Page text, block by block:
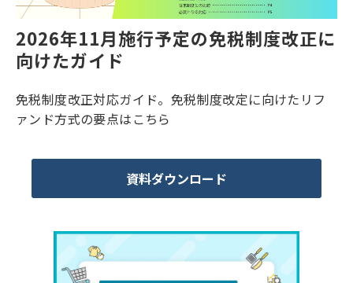
2026年11月施行予定の免税制度改正に
向けたガイド
免税制度改正対応ガイド。免税制度改定に向けたリフ
ァンド方式の要点はこちら
資料ダウンロード